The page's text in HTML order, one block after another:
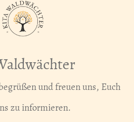
und freuen uns, Euch
zu informieren.